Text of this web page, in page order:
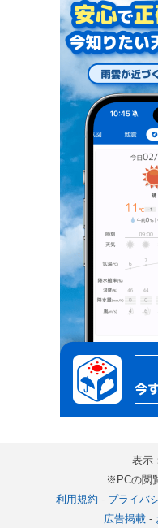
表示
※PCの閲
利用規約 - プライバ
広告掲載-